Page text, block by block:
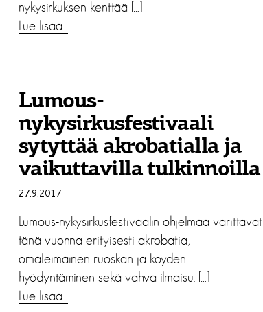
nykysirkuksen kenttää […]
Lue lisää…
Lumous-
nykysirkusfestivaali
sytyttää akrobatialla ja
vaikuttavilla tulkinnoilla
27.9.2017
Lumous-nykysirkusfestivaalin ohjelmaa värittävät
tänä vuonna erityisesti akrobatia,
omaleimainen ruoskan ja köyden
hyödyntäminen sekä vahva ilmaisu. […]
Lue lisää…